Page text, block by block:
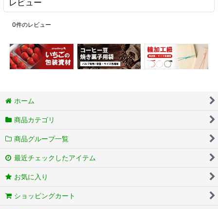
レビュー
0件のレビュー
ホーム
商品カテゴリ
商品グループ一覧
最近チェックしたアイテム
お気に入り
ショッピングカート